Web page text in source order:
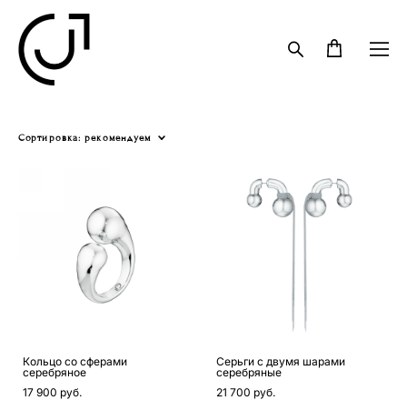
Сортировка: рекомендуем
Кольцо со сферами
серебряное
17 900 pуб.
Серьги с двумя шарами
серебряные
21 700 pуб.